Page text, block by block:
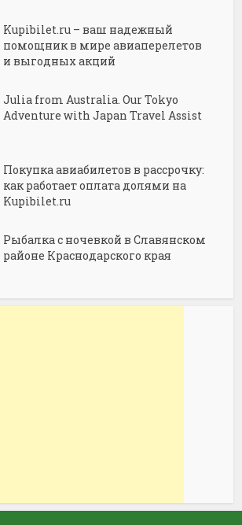
Kupibilet.ru – ваш надежный
помощник в мире авиаперелетов
и выгодных акций
Julia from Australia. Our Tokyo
Adventure with Japan Travel Assist
Покупка авиабилетов в рассрочку:
как работает оплата долями на
Kupibilet.ru
Рыбалка с ночевкой в Славянском
районе Краснодарского края